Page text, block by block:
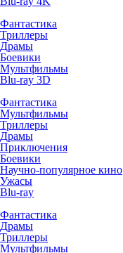
Фантастика
Триллеры
Драмы
Боевики
Мультфильмы
Blu-ray 3D
Фантастика
Мультфильмы
Триллеры
Драмы
Приключения
Боевики
Научно-популярное кино
Ужасы
Blu-ray
Фантастика
Драмы
Триллеры
Мультфильмы